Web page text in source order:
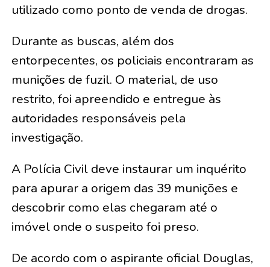
utilizado como ponto de venda de drogas.
Durante as buscas, além dos
entorpecentes, os policiais encontraram as
munições de fuzil. O material, de uso
restrito, foi apreendido e entregue às
autoridades responsáveis pela
investigação.
A Polícia Civil deve instaurar um inquérito
para apurar a origem das 39 munições e
descobrir como elas chegaram até o
imóvel onde o suspeito foi preso.
De acordo com o aspirante oficial Douglas,